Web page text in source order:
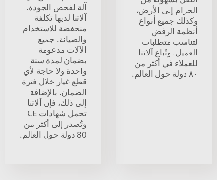
الحزام إلى الأرض،
وكذلك جميع أنواع
أنظمة الرفض
لتناسب متطلبات
العميل. وتُباع آلاتنا
للعملاء في أكثر من
٨٠ دولة حول العالم.
آلة لفحص الجودة.
آلاتنا لديها تكلفة
منخفضة للاستخدام
والصيانة. جميع
الآلات مدعومة
بضمان لمدة سنة
واحدة ولا حاجة لأي
قطع غيار خلال فترة
الضمان. بالإضافة
إلى ذلك، فإن آلاتنا
تحمل شهادات CE
وتُصدر إلى أكثر من
80 دولة حول العالم.